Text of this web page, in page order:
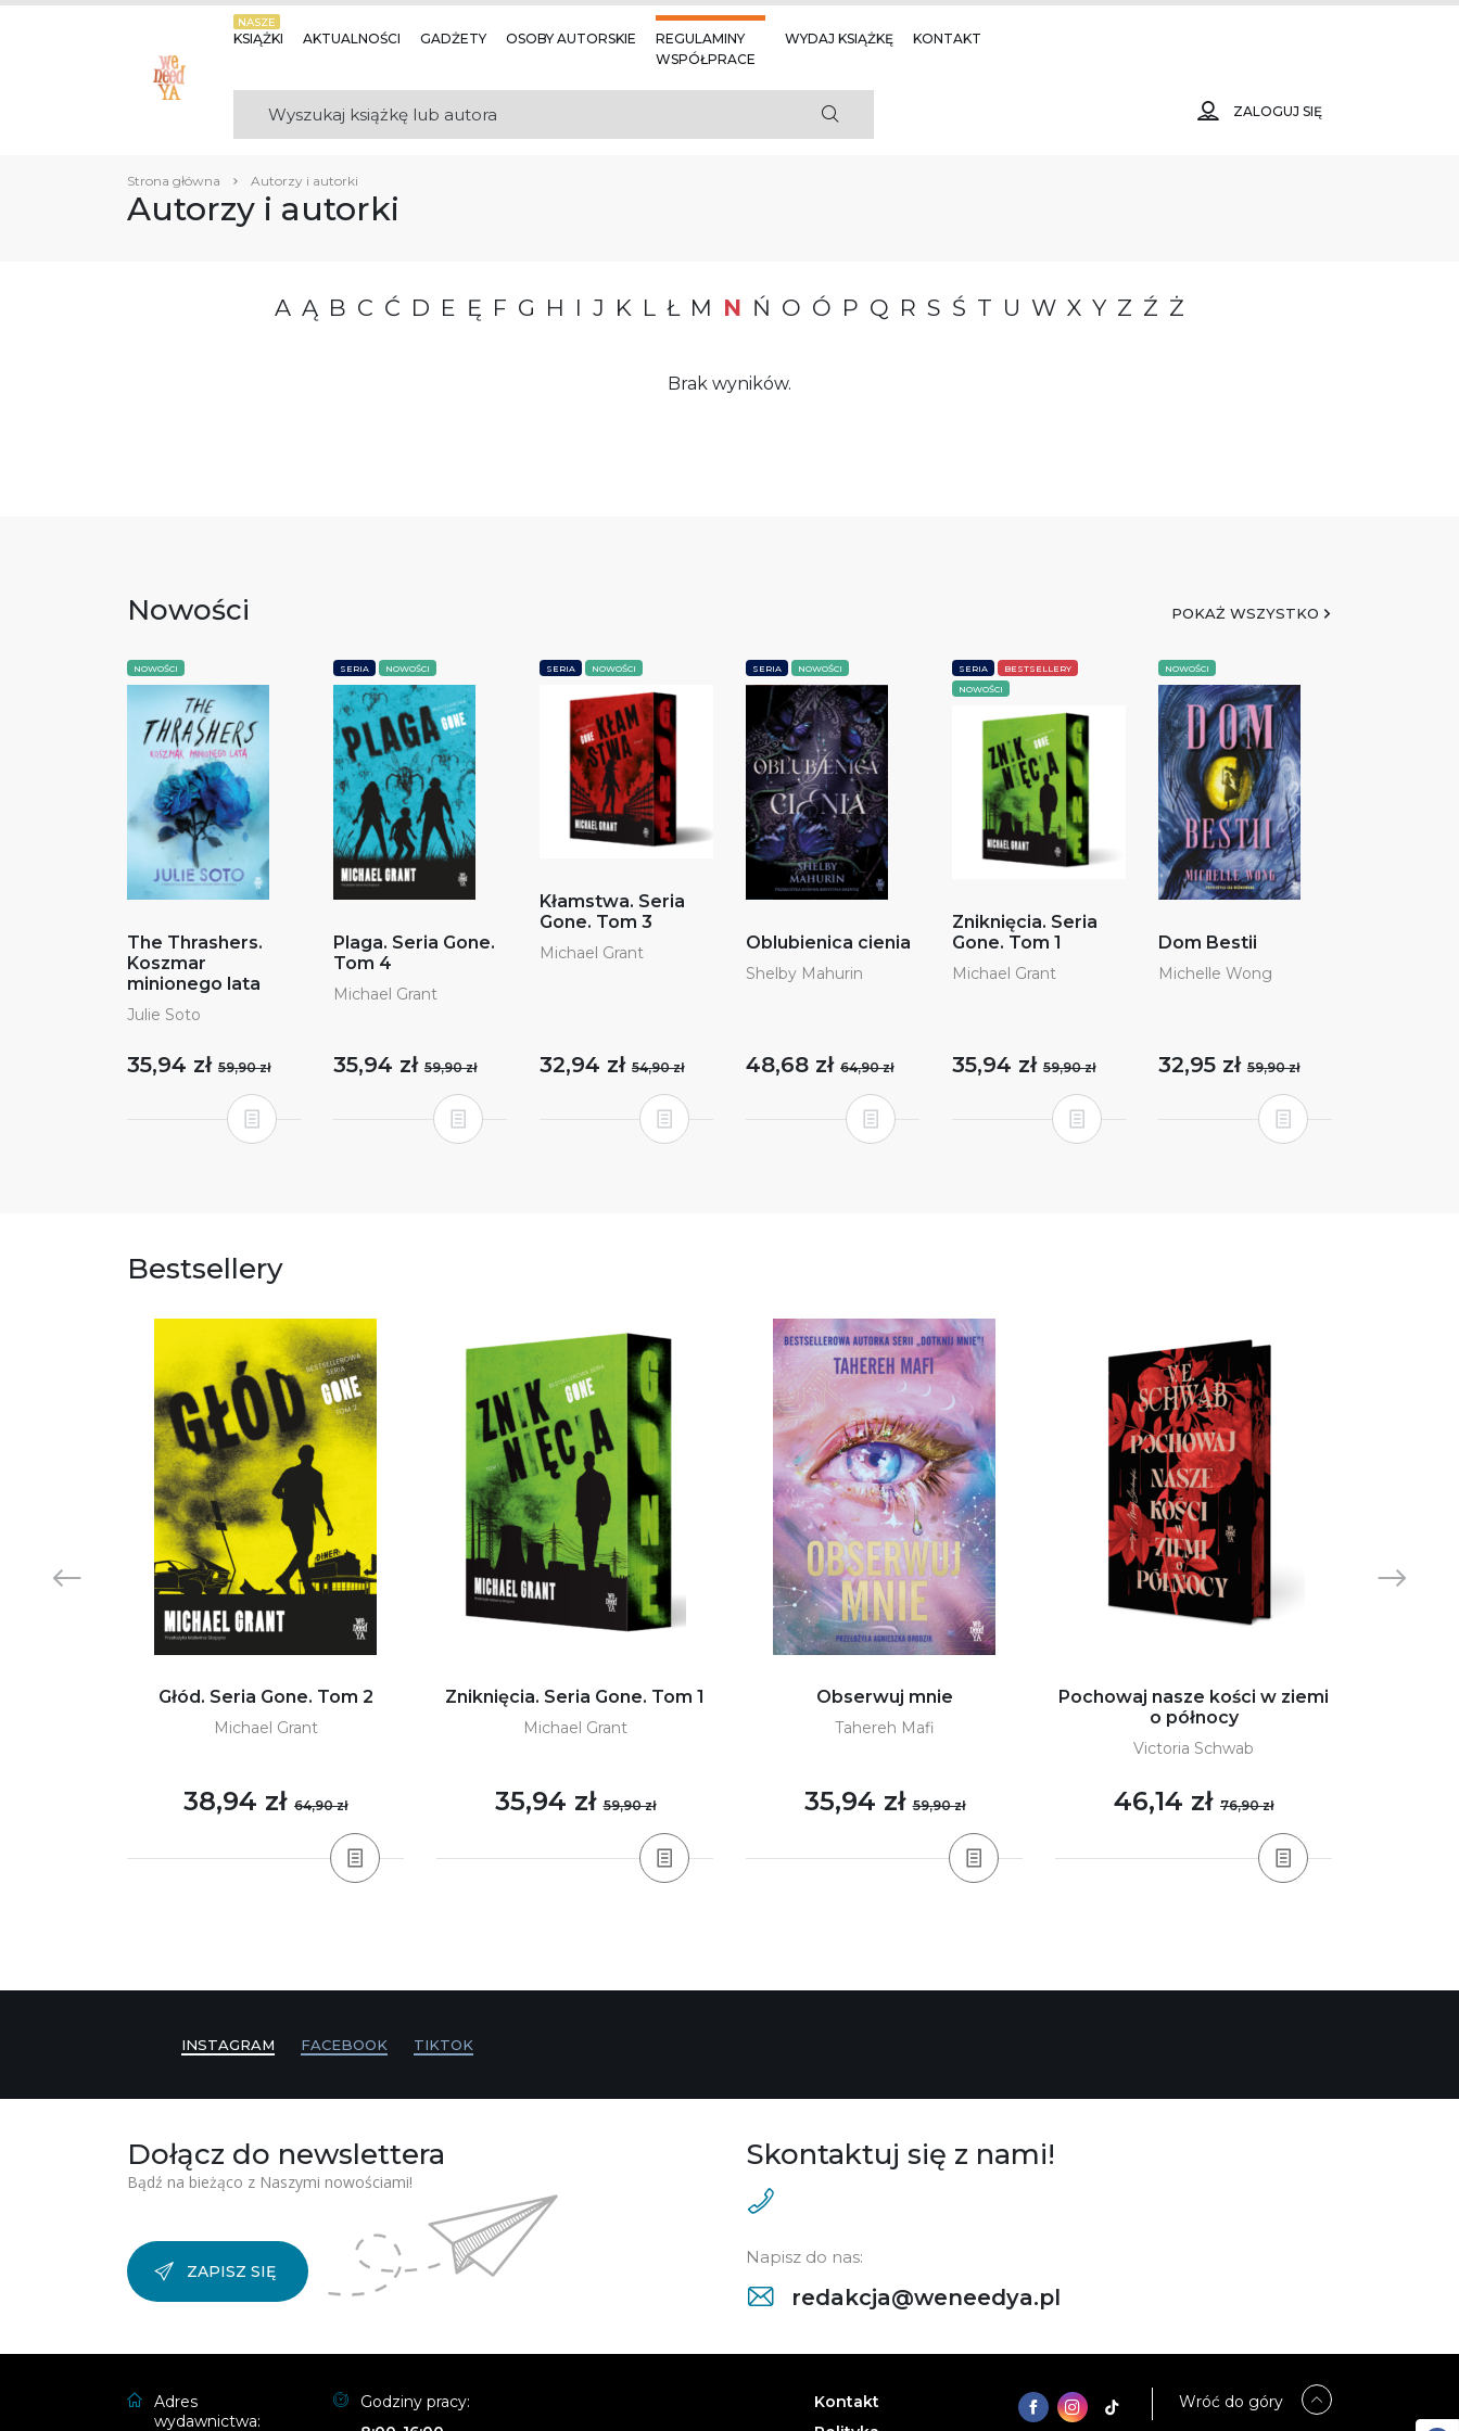
KSIĄŻKI
NASZE
AKTUALNOŚCI GADŻETY OSOBY AUTORSKIE
REGULAMINY
WSPÓŁPRACE
WYDAJ KSIĄŻKĘ KONTAKT
ZALOGUJ SIĘ
Strona główna Autorzy i autorki
Autorzy i autorki
A Ą B C Ć D E Ę F G H I J K L Ł M N Ń O Ó P Q R S Ś T U W X Y Z Ź Ż
Brak wyników.
Nowości POKAŻ WSZYSTKO
NOWOŚCI
The Thrashers.
Koszmar
minionego lata
Julie Soto
35,94 zł 59,90 zł
SERIA NOWOŚCI
Plaga. Seria Gone.
Tom 4
Michael Grant
35,94 zł 59,90 zł
SERIA NOWOŚCI
Kłamstwa. Seria
Gone. Tom 3
Michael Grant
32,94 zł 54,90 zł
SERIA NOWOŚCI
Oblubienica cienia
Shelby Mahurin
48,68 zł 64,90 zł
SERIA
BESTSELLERY
NOWOŚCI
Zniknięcia. Seria
Gone. Tom 1
Michael Grant
35,94 zł 59,90 zł
NOWOŚCI
Dom Bestii
Michelle Wong
32,95 zł 59,90 zł
Bestsellery
Głód. Seria Gone. Tom 2
Michael Grant
38,94 zł 64,90 zł
Zniknięcia. Seria Gone. Tom 1
Michael Grant
35,94 zł59,90 zł
Obserwuj mnie
Tahereh Mafi
35,94 zł59,90 zł
Pochowaj nasze kości w ziemi
o północy
Victoria Schwab
46,14 zł 76,90 zł
INSTAGRAM FACEBOOK TIKTOK
Dołącz do newslettera
Bądź na bieżąco z Naszymi nowościami!
ZAPISZ SIĘ
Skontaktuj się z nami!
Napisz do nas:
redakcja@weneedya.pl
Adres
wydawnictwa:
Godziny pracy:
Kontakt
Wróć do góry